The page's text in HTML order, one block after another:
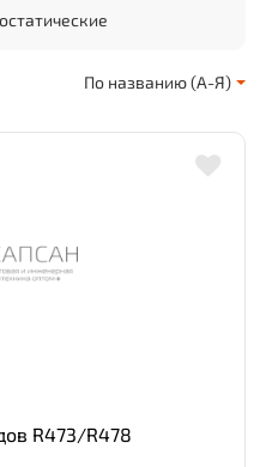
По названию (А-Я)
R473/R478